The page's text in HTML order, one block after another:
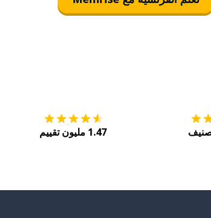
1.47 مليون تقييم